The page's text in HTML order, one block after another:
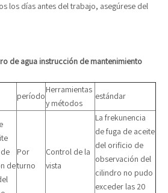
los días antes del trabajo, asegúrese del
de agua instrucción de mantenimiento
período
Herramientas
y métodos
estándar
de
Por
turno
Control de la
vista
La frekunencia
de fuga de aceite
del orificio de
observación del
cilindro no pudo
exceder las 20